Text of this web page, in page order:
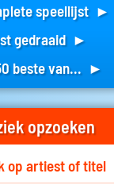
speellijst ►
gedraaid ►
beste van... ►
opzoeken
op artiest of titel